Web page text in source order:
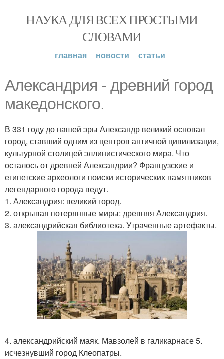
НАУКА ДЛЯ ВСЕХ ПРОСТЫМИ
СЛОВАМИ
главная новости статьи
Александрия - древний город
македонского.
В 331 году до нашей эры Александр великий основал
город, ставший одним из центров античной цивилизации,
культурной столицей эллинистического мира. Что
осталось от древней Александрии? Французские и
египетские археологи поиски исторических памятников
легендарного города ведут.
1. Александрия: великий город.
2. открывая потерянные миры: древняя Александрия.
3. александрийская библиотека. Утраченные артефакты.
4. александрийский маяк. Мавзолей в галикарнасе 5.
исчезнувший город Клеопатры.